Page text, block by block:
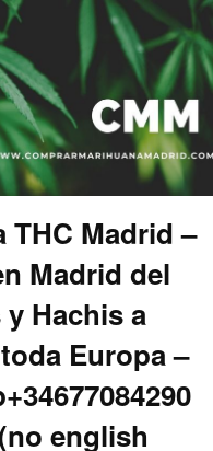
THC Madrid –
Madrid del
Hachis a
Europa –
english